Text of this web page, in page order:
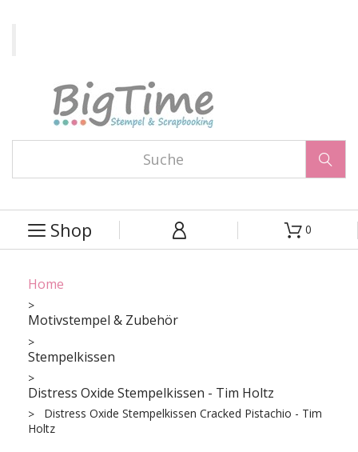

 Shop   0
Home
Motivstempel & Zubehör
Stempelkissen
Distress Oxide Stempelkissen - Tim Holtz
Distress Oxide Stempelkissen Cracked Pistachio - Tim
Holtz